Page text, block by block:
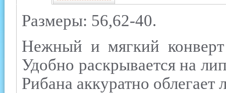
Размеры: 56,62-40.
Нежный и мягкий
Удобно раскрывается на
Рибана аккуратно облегает